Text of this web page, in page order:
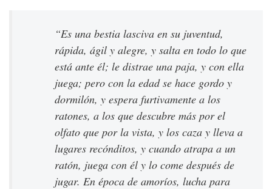
“Es una bestia lasciva en su juventud,
rápida, ágil y alegre, y salta en todo lo que
está ante él; le distrae una paja, y con ella
juega; pero con la edad se hace gordo y
dormilón, y espera furtivamente a los
ratones, a los que descubre más por el
olfato que por la vista, y los caza y lleva a
lugares recónditos, y cuando atrapa a un
ratón, juega con él y lo come después de
jugar. En época de amoríos, lucha para